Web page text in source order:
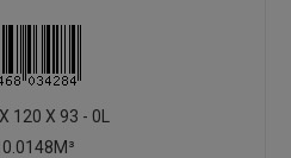
120 X 93 - 0L
0.0148M³